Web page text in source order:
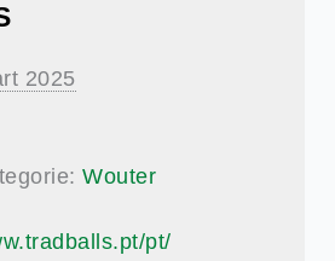
2025
Wouter
pt/